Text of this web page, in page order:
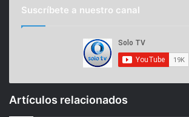
Suscríbete a nuestro canal
Artículos relacionados